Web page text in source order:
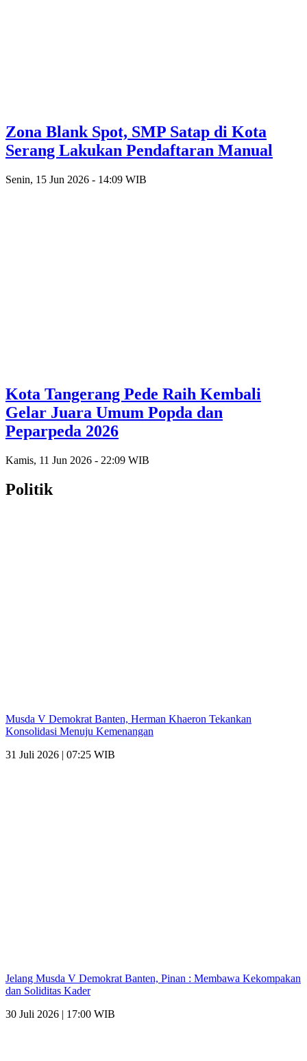
Zona Blank Spot, SMP Satap di Kota
Serang Lakukan Pendaftaran Manual
Senin, 15 Jun 2026 - 14:09 WIB
Kota Tangerang Pede Raih Kembali
Gelar Juara Umum Popda dan
Peparpeda 2026
Kamis, 11 Jun 2026 - 22:09 WIB
Politik
Musda V Demokrat Banten, Herman Khaeron Tekankan
Konsolidasi Menuju Kemenangan
31 Juli 2026 | 07:25 WIB
Jelang Musda V Demokrat Banten, Pinan : Membawa Kekompakan
dan Soliditas Kader
30 Juli 2026 | 17:00 WIB